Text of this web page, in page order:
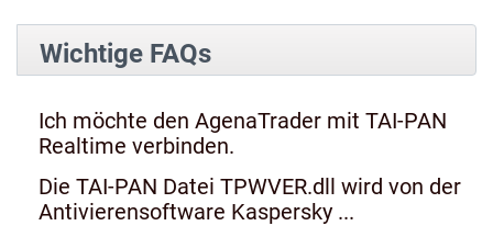
Wichtige FAQs
Ich möchte den AgenaTrader mit TAI-PAN
Realtime verbinden.
Die TAI-PAN Datei TPWVER.dll wird von der
Antivierensoftware Kaspersky ...